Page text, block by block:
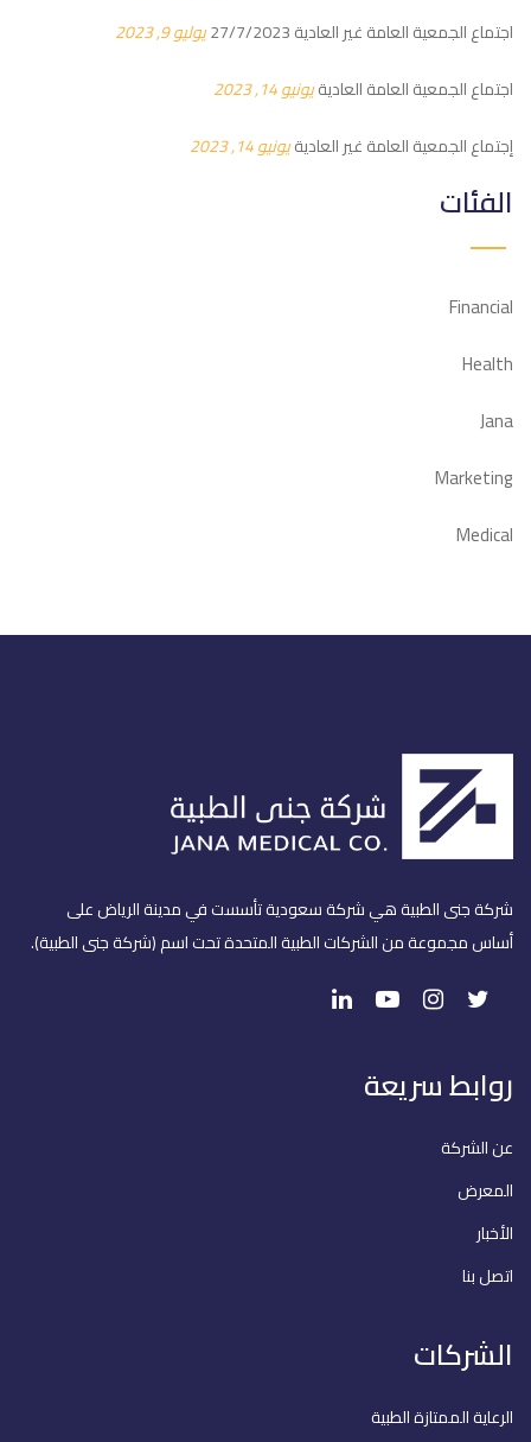
اجتماع الجمعية العامة غير العادية 27/7/2023
يوليو 9, 2023
اجتماع الجمعية العامة العاديةيونيو 14, 2023
إجتماع الجمعية العامة غير العاديةيونيو 14, 2023
الفئات
Financial
Health
Jana
Marketing
Medical
شركة جنى الطبية هي شركة سعودية تأسست في مدينة الرياض على
أساس مجموعة من الشركات الطبية المتحدة تحت اسم (شركة جنى الطبية).
روابط سريعة
عن الشركة
المعرض
الأخبار
اتصل بنا
الشركات
الرعاية الممتازة الطبية